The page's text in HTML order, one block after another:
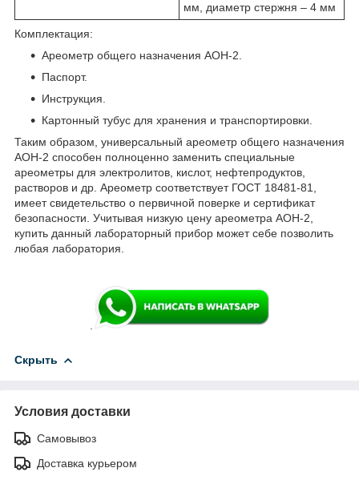
мм, диаметр стержня – 4 мм
Комплектация:
Ареометр общего назначения АОН-2.
Паспорт.
Инструкция.
Картонный тубус для хранения и транспортировки.
Таким образом, универсальный ареометр общего назначения
АОН-2 способен полноценно заменить специальные
ареометры для электролитов, кислот, нефтепродуктов,
растворов и др. Ареометр соответствует ГОСТ 18481-81,
имеет свидетельство о первичной поверке и сертификат
безопасности. Учитывая низкую цену ареометра АОН-2,
купить данный лабораторный прибор может себе позволить
любая лаборатория.
.
Скрыть
Условия доставки
Самовывоз
Доставка курьером